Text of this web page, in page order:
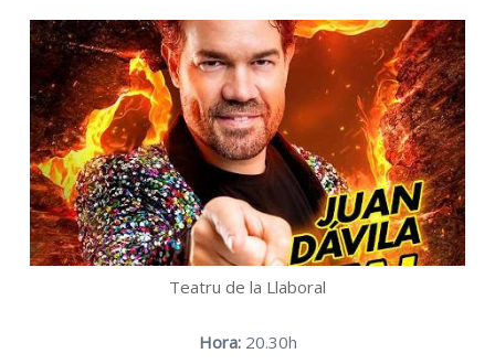
Teatru de la Llaboral
Hora:20.30h